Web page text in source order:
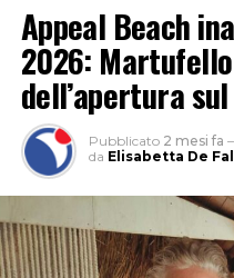
Appeal Beach
2026:
dell’apertura
Pubblicato 2 mesi fa –
da Elisabetta De